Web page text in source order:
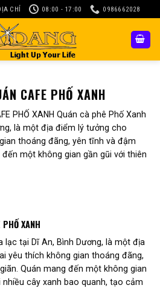
CHỈ 08:00 - 17:00 0986662028
CAFE PHỐ XANH
PHỐ XANH Quán cà phê Phố Xanh
là một địa điểm lý tưởng cho
thoáng đãng, yên tĩnh và đậm
một không gian gần gũi với thiên
XANH
lạc tại Dĩ An, Bình Dương, là một địa
yêu thích không gian thoáng đãng,
Quán mang đến một không gian
nhiều cây xanh bao quanh, tạo cảm